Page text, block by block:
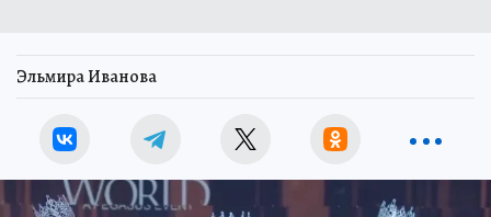
Эльмира Иванова